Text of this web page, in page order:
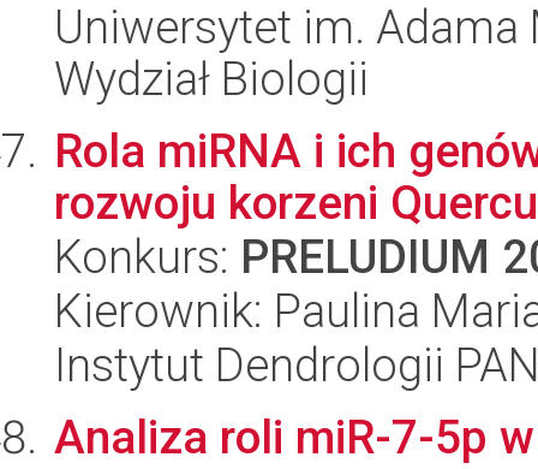
Uniwersytet im.
Wydział Biologii
Rola miRNA i ich
rozwoju korzeni
Konkurs: PRELUDIUM
Kierownik: Paulina
Instytut Dendrologii
Analiza roli miR-7-5p